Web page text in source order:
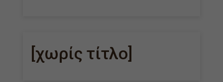
[χωρίς τίτλο]